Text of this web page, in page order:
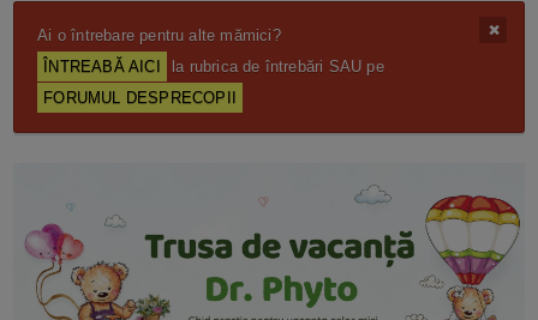
Ai o întrebare pentru alte mămici?
ÎNTREABĂ AICI
la rubrica de întrebări SAU pe
FORUMUL DESPRECOPII